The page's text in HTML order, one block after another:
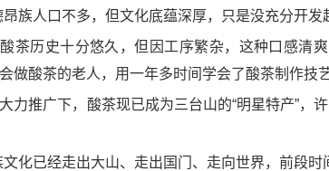
昂族人口不多，但文化底蕴深厚，只是没充分开
茶历史十分悠久，但因工序繁杂，这种口感清
做酸茶的老人，用一年多时间学会了酸茶制作技艺
力推广下，酸茶现已成为三台山的“明星特产”
文化已经走出大山、走出国门、走向世界，前段